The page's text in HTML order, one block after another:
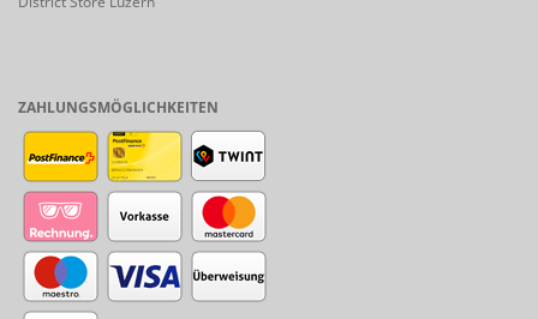
ZAHLUNGSMÖGLICHKEITEN